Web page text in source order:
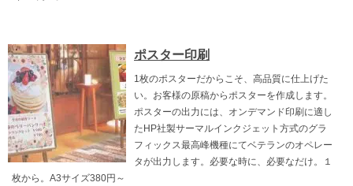
ポスター印刷
1枚のポスターだからこそ、高品質に仕上げた
い。お客様の原稿からポスターを作成します。
ポスターの出力には、オンデマンド印刷に適し
たHP社製サーマルインクジェット方式のグラ
フィックス最高峰機種にてベテランのオペレー
タが出力します。必要な時に、必要なだけ。１
枚から。A3サイズ380円～